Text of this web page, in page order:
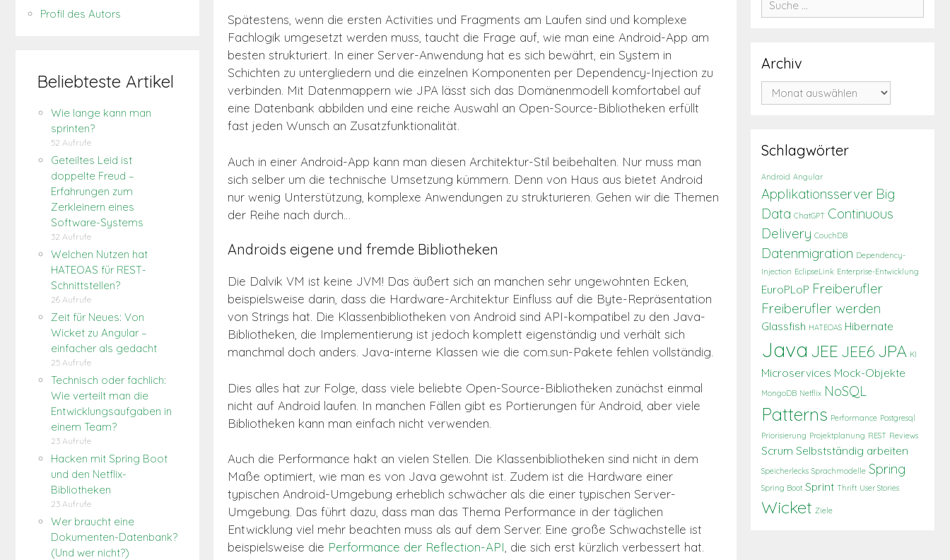
Spätestens, wenn die ersten Activities und Fragments am Laufen sind und komplexe
Fachlogik umgesetzt werden muss, taucht die Frage auf, wie man eine Android-App am
besten strukturiert. In einer Server-Anwendung hat es sich bewährt, ein System in
Schichten zu untergliedern und die einzelnen Komponenten per Dependency-Injection zu
verbinden. Mit Datenmappern wie JPA lässt sich das Domänenmodell komfortabel auf
eine Datenbank abbilden und eine reiche Auswahl an Open-Source-Bibliotheken erfüllt
fast jeden Wunsch an Zusatzfunktionalität.
Auch in einer Android-App kann man diesen Architektur-Stil beibehalten. Nur muss man
sich selber um die technische Umsetzung kümmern. Denn von Haus aus bietet Android
nur wenig Unterstützung, komplexe Anwendungen zu strukturieren. Gehen wir die Themen
der Reihe nach durch…
Androids eigene und fremde Bibliotheken
Die Dalvik VM ist keine JVM! Das äußert sich an manchen sehr ungewohnten Ecken,
beispielsweise darin, dass die Hardware-Architektur Einfluss auf die Byte-Repräsentation
von Strings hat. Die Klassenbibliotheken von Android sind API-kompatibel zu den Java-
Bibliotheken, die Implementierung ist jedoch komplett eigenständig und verhält sich
manchmal doch anders. Java-interne Klassen wie die com.sun-Pakete fehlen vollständig.
Dies alles hat zur Folge, dass viele beliebte Open-Source-Bibliotheken zunächst einmal
nicht auf Android laufen. In manchen Fällen gibt es Portierungen für Android, aber viele
Bibliotheken kann man einfach nicht verwenden.
Auch die Performance hakt an vielen Stellen. Die Klassenbibliotheken sind nicht in dem
Maße optimiert, wie man es von Java gewohnt ist. Zudem ist die Hardware einer
typischen Android-Umgebung erheblich schwächer als die einer typischen Server-
Umgebung. Das führt dazu, dass man das Thema Performance in der täglichen
Entwicklung viel mehr beachten muss als auf dem Server. Eine große Schwachstelle ist
beispielsweise die Performance der Reflection-API, die sich erst kürzlich verbessert hat.
Profil des Autors
Beliebteste Artikel
Wie lange kann man
sprinten?
52 Aufrufe
Geteiltes Leid ist
doppelte Freud –
Erfahrungen zum
Zerkleinern eines
Software-Systems
32 Aufrufe
Welchen Nutzen hat
HATEOAS für REST-
Schnittstellen?
26 Aufrufe
Zeit für Neues: Von
Wicket zu Angular –
einfacher als gedacht
25 Aufrufe
Technisch oder fachlich:
Wie verteilt man die
Entwicklungsaufgaben in
einem Team?
23 Aufrufe
Hacken mit Spring Boot
und den Netflix-
Bibliotheken
23 Aufrufe
Wer braucht eine
Dokumenten-Datenbank?
(Und wer nicht?)
nach:
Archiv
Archiv
Schlagwörter
Android Angular
Applikationsserver Big
Data ChatGPT Continuous
Delivery CouchDB
Datenmigration Dependency-
Injection EclipseLink Enterprise-Entwicklung
EuroPLoP Freiberufler
Freiberufler werden
Glassfish HATEOAS Hibernate
Java JEE JEE6 JPA KI
Microservices Mock-Objekte
MongoDB Netflix NoSQL
Patterns Performance Postgresql
Priorisierung Projektplanung REST Reviews
Scrum Selbstständig arbeiten
Speicherlecks Sprachmodelle Spring
Spring Boot Sprint Thrift User Stories
Wicket Ziele